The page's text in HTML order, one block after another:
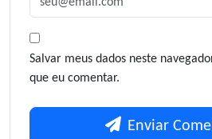
Salvar meus dados neste
que eu comentar.
Enviar